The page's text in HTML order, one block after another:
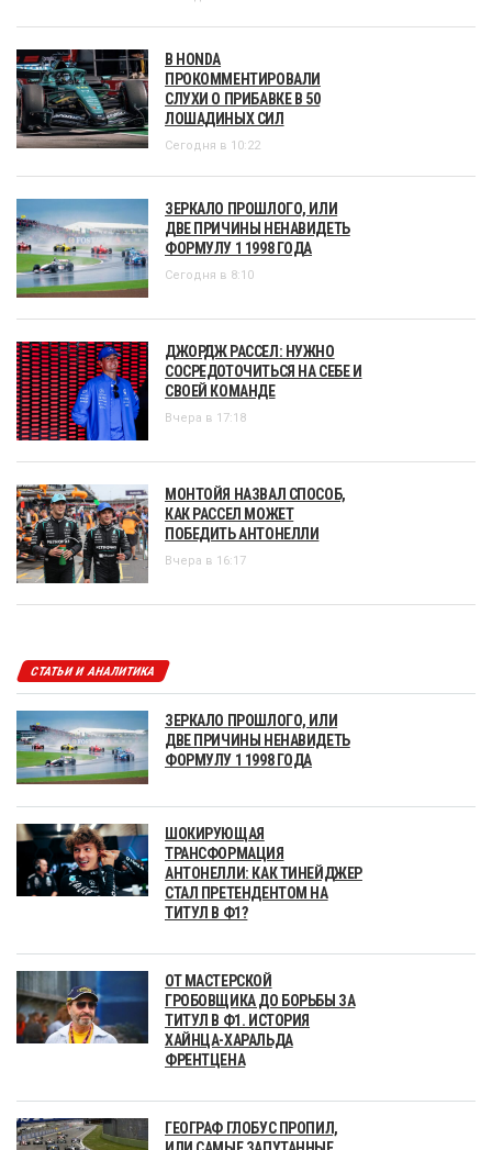
В HONDA
ПРОКОММЕНТИРОВАЛИ
СЛУХИ О ПРИБАВКЕ В 50
ЛОШАДИНЫХ СИЛ
Сегодня в 10:22
ЗЕРКАЛО ПРОШЛОГО, ИЛИ
ДВЕ ПРИЧИНЫ НЕНАВИДЕТЬ
ФОРМУЛУ 1 1998 ГОДА
Сегодня в 8:10
ДЖОРДЖ РАССЕЛ: НУЖНО
СОСРЕДОТОЧИТЬСЯ НА СЕБЕ И
СВОЕЙ КОМАНДЕ
Вчера в 17:18
МОНТОЙЯ НАЗВАЛ СПОСОБ,
КАК РАССЕЛ МОЖЕТ
ПОБЕДИТЬ АНТОНЕЛЛИ
Вчера в 16:17
СТАТЬИ И АНАЛИТИКА
ЗЕРКАЛО ПРОШЛОГО, ИЛИ
ДВЕ ПРИЧИНЫ НЕНАВИДЕТЬ
ФОРМУЛУ 1 1998 ГОДА
ШОКИРУЮЩАЯ
ТРАНСФОРМАЦИЯ
АНТОНЕЛЛИ: КАК ТИНЕЙДЖЕР
СТАЛ ПРЕТЕНДЕНТОМ НА
ТИТУЛ В Ф1?
ОТ МАСТЕРСКОЙ
ГРОБОВЩИКА ДО БОРЬБЫ ЗА
ТИТУЛ В Ф1. ИСТОРИЯ
ХАЙНЦА-ХАРАЛЬДА
ФРЕНТЦЕНА
ГЕОГРАФ ГЛОБУС ПРОПИЛ,